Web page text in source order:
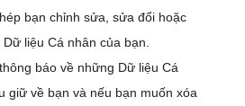
bạn chỉnh sửa, sửa đổi hoặc
liệu Cá nhân của bạn.
báo về những Dữ liệu Cá
giữ về bạn và nếu bạn muốn xóa